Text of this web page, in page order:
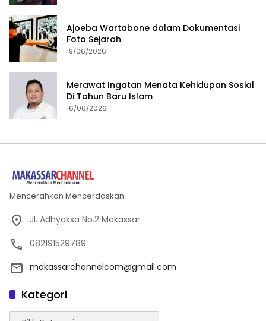
Ajoeba Wartabone dalam Dokumentasi
Foto Sejarah
19/06/2026
Merawat Ingatan Menata Kehidupan Sosial
Di Tahun Baru Islam
16/06/2026
Mencerahkan Mencerdaskan
Jl. Adhyaksa No.2 Makassar
082191529789
makassarchannelcom@gmail.com
Kategori
Kategori